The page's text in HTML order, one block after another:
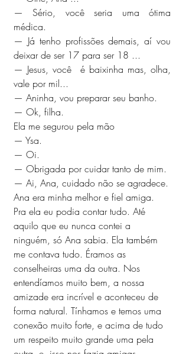
— Sério, você seria uma ótima
médica.
— Já tenho profissões demais, aí vou
deixar de ser 17 para ser 18 ...
— Jesus, você  é baixinha mas, olha,
vale por mil...
— Aninha, vou preparar seu banho.
— Ok, filha.
Ela me segurou pela mão
— Ysa.
— Oi.
— Obrigada por cuidar tanto de mim.
— Ai, Ana, cuidado não se agradece.
Ana era minha melhor e fiel amiga.
Pra ela eu podia contar tudo. Até
aquilo que eu nunca contei a
ninguém, só Ana sabia. Ela também
me contava tudo. Éramos as
conselheiras uma da outra. Nos
entendíamos muito bem, a nossa
amizade era incrível e aconteceu de
forma natural. Tínhamos e temos uma
conexão muito forte, e acima de tudo
um respeito muito grande uma pela